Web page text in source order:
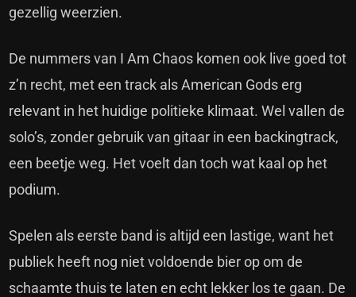
gezellig weerzien.
De nummers van I Am Chaos komen ook live goed tot
z’n recht, met een track als American Gods erg
relevant in het huidige politieke klimaat. Wel vallen de
solo’s, zonder gebruik van gitaar in een backingtrack,
een beetje weg. Het voelt dan toch wat kaal op het
podium.
Spelen als eerste band is altijd een lastige, want het
publiek heeft nog niet voldoende bier op om de
schaamte thuis te laten en echt lekker los te gaan. De